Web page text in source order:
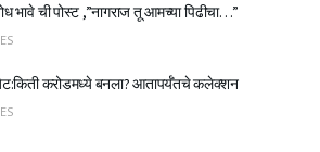
भावे ची पोस्ट ,”नागराज तू आमच्या पिढीचा…”
करोडमध्ये बनला? आतापर्यँतचे कलेक्शन